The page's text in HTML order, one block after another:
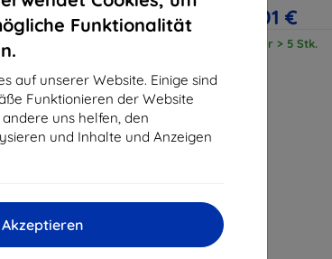
Funktionalität
auf unserer Website. Einige sind
Funktionieren der Website
uns helfen, den
und Inhalte und Anzeigen
Akzeptieren
Auf Lager > 5 Stk.
17,01 €
Auf Lager > 5 Stk.